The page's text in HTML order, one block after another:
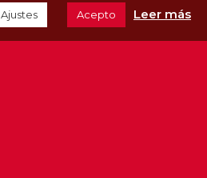
Ajustes Acepto Leer más